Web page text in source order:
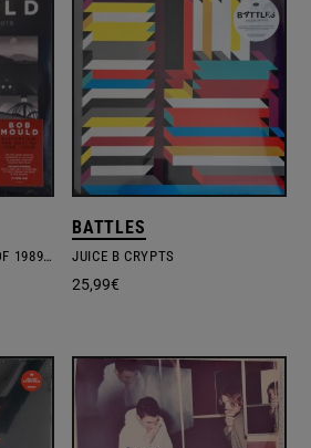
DISTORTION: THE BEST OF 1989 – 2019
BATTLES
JUICE B CRYPTS
25,99€